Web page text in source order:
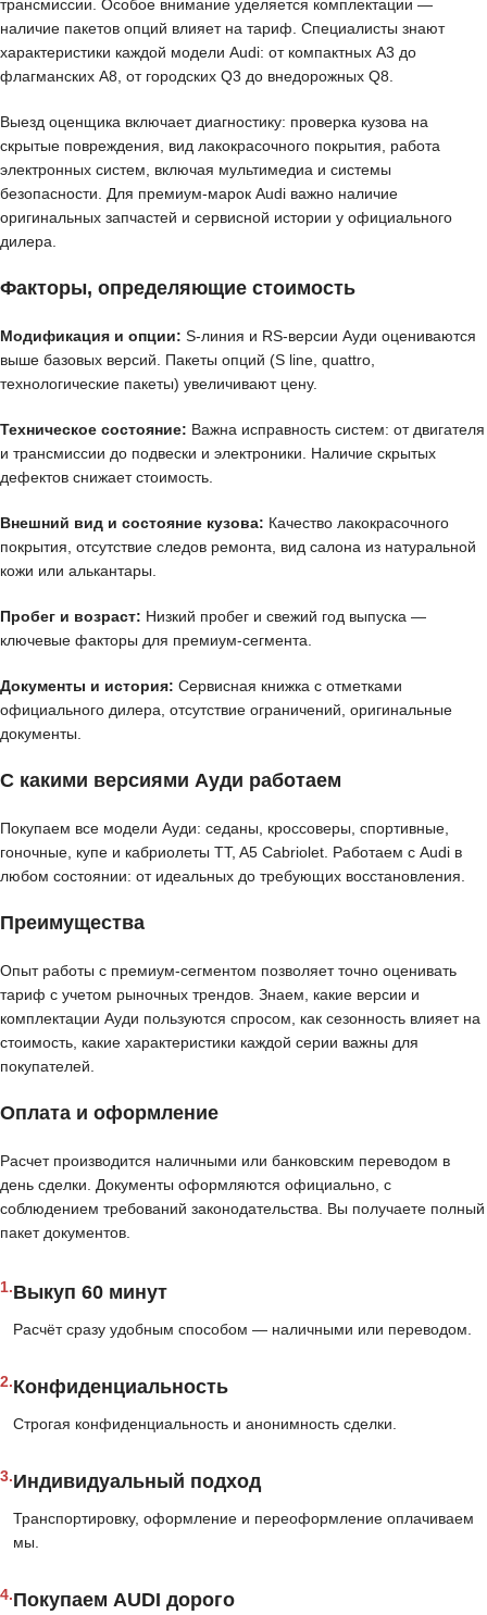
трансмиссии. Особое внимание уделяется комплектации —
наличие пакетов опций влияет на тариф. Специалисты знают
характеристики каждой модели Audi: от компактных A3 до
флагманских A8, от городских Q3 до внедорожных Q8.
Выезд оценщика включает диагностику: проверка кузова на
скрытые повреждения, вид лакокрасочного покрытия, работа
электронных систем, включая мультимедиа и системы
безопасности. Для премиум-марок Audi важно наличие
оригинальных запчастей и сервисной истории у официального
дилера.
Факторы, определяющие стоимость
Модификация и опции: S-линия и RS-версии Ауди оцениваются
выше базовых версий. Пакеты опций (S line, quattro,
технологические пакеты) увеличивают цену.
Техническое состояние: Важна исправность систем: от двигателя
и трансмиссии до подвески и электроники. Наличие скрытых
дефектов снижает стоимость.
Внешний вид и состояние кузова: Качество лакокрасочного
покрытия, отсутствие следов ремонта, вид салона из натуральной
кожи или алькантары.
Пробег и возраст: Низкий пробег и свежий год выпуска —
ключевые факторы для премиум-сегмента.
Документы и история: Сервисная книжка с отметками
официального дилера, отсутствие ограничений, оригинальные
документы.
С какими версиями Ауди работаем
Покупаем все модели Ауди: седаны, кроссоверы, спортивные,
гоночные, купе и кабриолеты TT, A5 Cabriolet. Работаем с Audi в
любом состоянии: от идеальных до требующих восстановления.
Преимущества
Опыт работы с премиум-сегментом позволяет точно оценивать
тариф с учетом рыночных трендов. Знаем, какие версии и
комплектации Ауди пользуются спросом, как сезонность влияет на
стоимость, какие характеристики каждой серии важны для
покупателей.
Оплата и оформление
Расчет производится наличными или банковским переводом в
день сделки. Документы оформляются официально, с
соблюдением требований законодательства. Вы получаете полный
пакет документов.
1.Выкуп 60 минут
Расчёт сразу удобным способом — наличными или переводом.
2.Конфиденциальность
Строгая конфиденциальность и анонимность сделки.
3.Индивидуальный подход
Транспортировку, оформление и переоформление оплачиваем
мы.
4.Покупаем AUDI дорого